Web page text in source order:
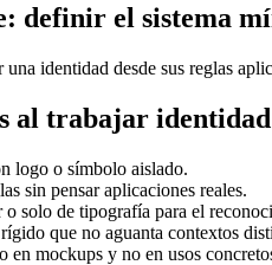
definir el sistema
identidad desde sus reglas
al trabajar
logo o símbolo aislado.
sin pensar aplicaciones reales.
solo de tipografía para el
que no aguanta contextos
en mockups y no en usos